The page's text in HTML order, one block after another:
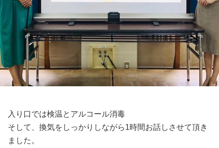
入り口では検温とアルコール消毒
そして、換気をしっかりしながら1時間お話しさせて頂き
ました。